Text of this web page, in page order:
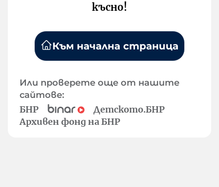
късно!
Към начална страница
Или проверете още от нашите
сайтове:
БНР
Детското.БНР
Архивен фонд на БНР